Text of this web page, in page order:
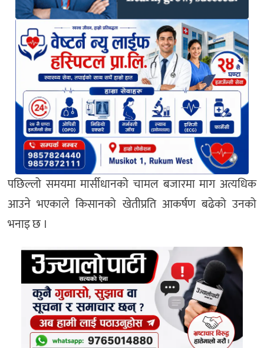
पछिल्लो समयमा मार्सीधानको चामल बजारमा माग अत्यधिक
आउने भएकाले किसानको खेतीप्रति आकर्षण बढेको उनको
भनाइ छ ।